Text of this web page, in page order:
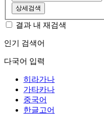
상세검색
결과 내 재검색
인기 검색어
다국어 입력
히라가나
가타카나
중국어
한글고어